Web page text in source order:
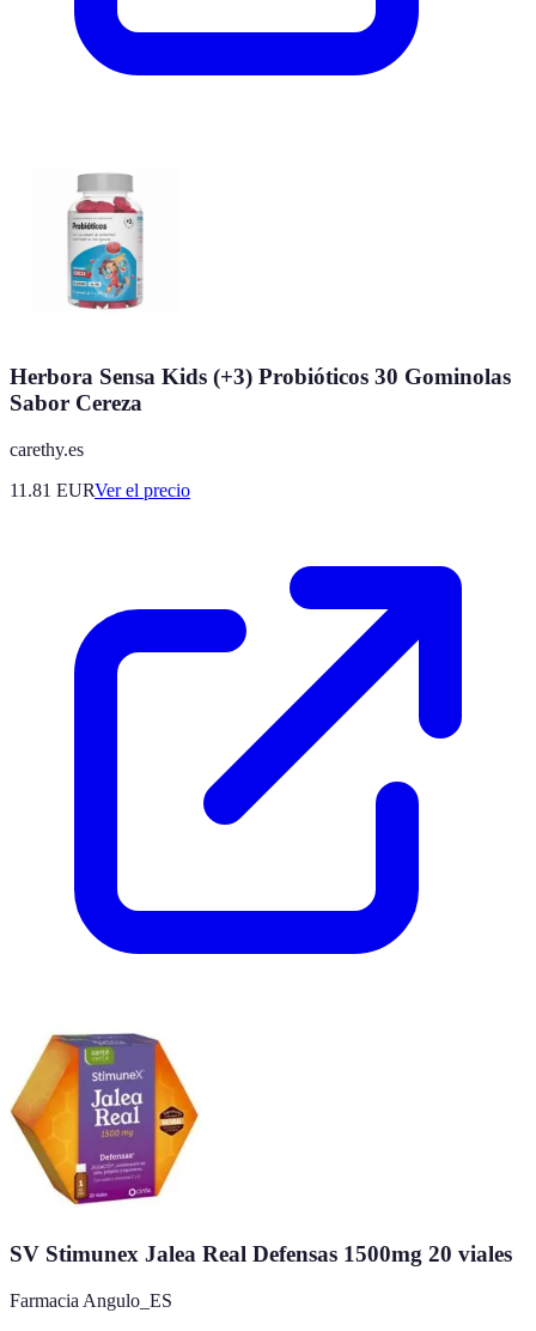
Herbora Sensa Kids (+3) Probióticos 30 Gominolas
Sabor Cereza
carethy.es
11.81 EURVer el precio
SV Stimunex Jalea Real Defensas 1500mg 20 viales
Farmacia Angulo_ES